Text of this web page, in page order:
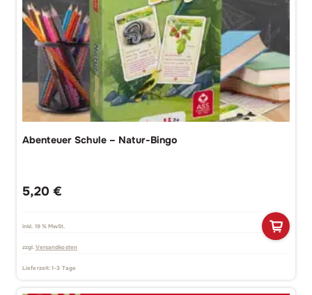
Abenteuer Schule – Natur-Bingo
5,20 €
inkl. 19 % MwSt.
zzgl. Versandkosten
Lieferzeit:1-3 Tage